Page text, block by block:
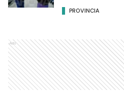
PROVINCIA
Ads